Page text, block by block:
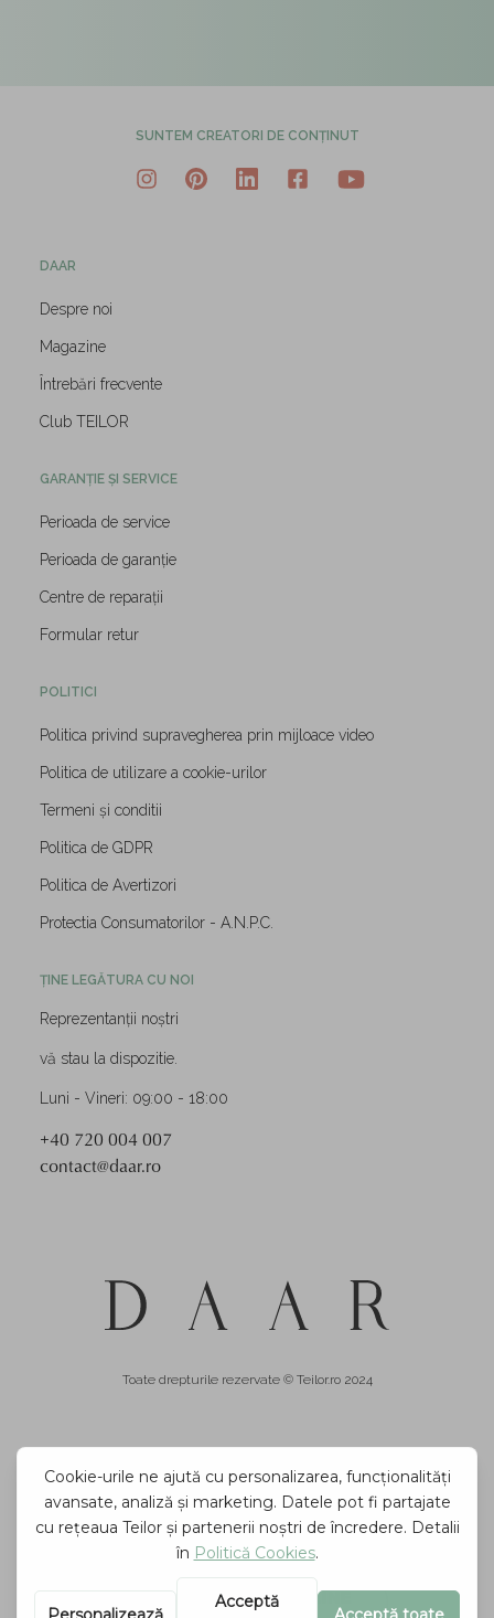
SUNTEM CREATORI DE CONȚINUT
DAAR
Despre noi
Magazine
Întrebări frecvente
Club TEILOR
GARANȚIE ȘI SERVICE
Perioada de service
Perioada de garanție
Centre de reparații
Formular retur
POLITICI
Politica privind supravegherea prin mijloace video
Politica de utilizare a cookie-urilor
Termeni și conditii
Politica de GDPR
Politica de Avertizori
Protectia Consumatorilor - A.N.P.C.
ȚINE LEGĂTURA CU NOI
Reprezentanții noștri
vă stau la dispozitie.
Luni - Vineri: 09:00 - 18:00
+40 720 004 007
contact@daar.ro
Toate drepturile rezervate © Teilor.ro 2024